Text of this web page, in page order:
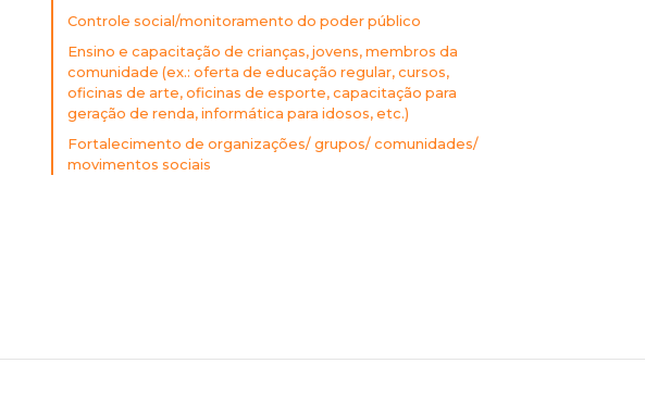
Controle social/monitoramento do poder público
Ensino e capacitação de crianças, jovens, membros da
comunidade (ex.: oferta de educação regular, cursos,
oficinas de arte, oficinas de esporte, capacitação para
geração de renda, informática para idosos, etc.)
Fortalecimento de organizações/ grupos/ comunidades/
movimentos sociais